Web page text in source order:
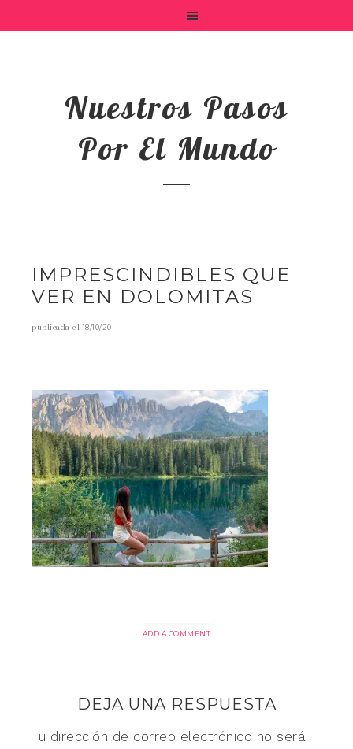
Nuestros Pasos
Por El Mundo
IMPRESCINDIBLES QUE
VER EN DOLOMITAS
publicada el18/10/20
ADD A COMMENT
DEJA UNA RESPUESTA
Tu dirección de correo electrónico no será